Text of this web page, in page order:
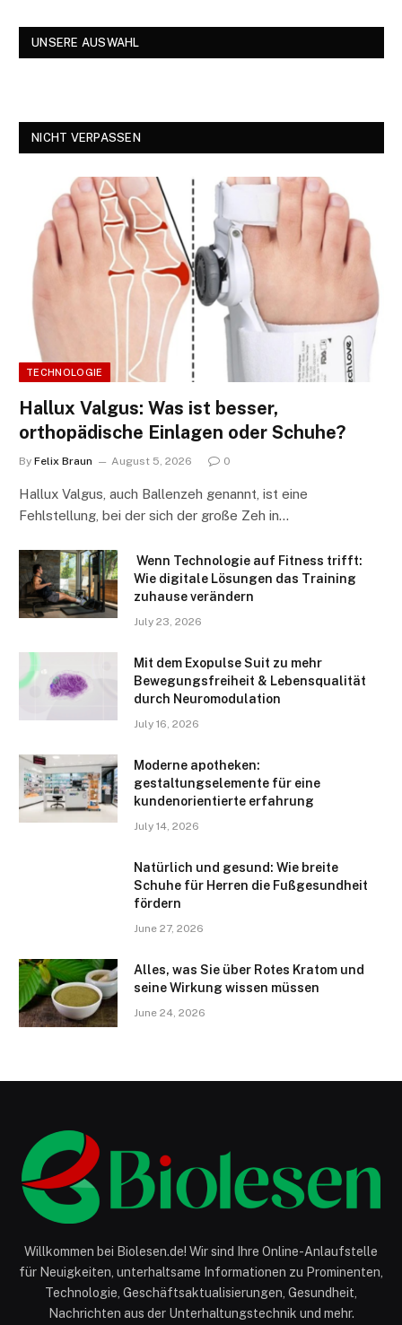
UNSERE AUSWAHL
NICHT VERPASSEN
TECHNOLOGIE
Hallux Valgus: Was ist besser,
orthopädische Einlagen oder Schuhe?
By Felix Braun August 5, 2026 0
Hallux Valgus, auch Ballenzeh genannt, ist eine
Fehlstellung, bei der sich der große Zeh in…
Wenn Technologie auf Fitness trifft:
Wie digitale Lösungen das Training
zuhause verändern
July 23, 2026
Mit dem Exopulse Suit zu mehr
Bewegungsfreiheit & Lebensqualität
durch Neuromodulation
July 16, 2026
Moderne apotheken:
gestaltungselemente für eine
kundenorientierte erfahrung
July 14, 2026
Natürlich und gesund: Wie breite
Schuhe für Herren die Fußgesundheit
fördern
June 27, 2026
Alles, was Sie über Rotes Kratom und
seine Wirkung wissen müssen
June 24, 2026
Willkommen bei Biolesen.de! Wir sind Ihre Online-Anlaufstelle
für Neuigkeiten, unterhaltsame Informationen zu Prominenten,
Technologie, Geschäftsaktualisierungen, Gesundheit,
Nachrichten aus der Unterhaltungstechnik und mehr.